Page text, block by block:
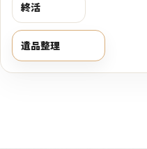
終活
遺品整理